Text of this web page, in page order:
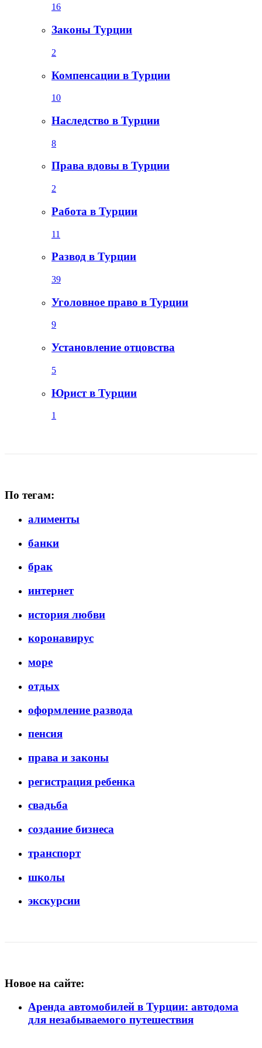
16
Законы Турции
2
Компенсации в Турции
10
Наследство в Турции
8
Права вдовы в Турции
2
Работа в Турции
11
Развод в Турции
39
Уголовное право в Турции
9
Установление отцовства
5
Юрист в Турции
1
По тегам:
алименты
банки
брак
интернет
история любви
коронавирус
море
отдых
оформление развода
пенсия
права и законы
регистрация ребенка
свадьба
создание бизнеса
транспорт
школы
экскурсии
Новое на сайте:
Аренда автомобилей в Турции: автодома
для незабываемого путешествия